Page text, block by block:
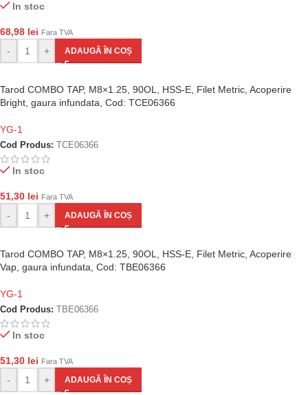
In stoc
68,98 lei Fara TVA
- + ADAUGĂ ÎN COȘ
Tarod COMBO TAP, M8×1.25, 90OL, HSS-E, Filet Metric, Acoperire
Bright, gaura infundata, Cod: TCE06366
YG-1
Cod Produs: TCE06366
In stoc
51,30 lei Fara TVA
- + ADAUGĂ ÎN COȘ
Tarod COMBO TAP, M8×1.25, 90OL, HSS-E, Filet Metric, Acoperire
Vap, gaura infundata, Cod: TBE06366
YG-1
Cod Produs: TBE06366
In stoc
51,30 lei Fara TVA
- + ADAUGĂ ÎN COȘ